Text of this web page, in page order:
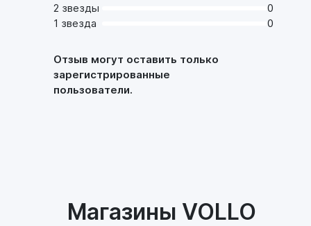
2 звезды
0
1 звезда
0
Отзыв могут оставить только
зарегистрированные
пользователи.
Магазины VOLLO